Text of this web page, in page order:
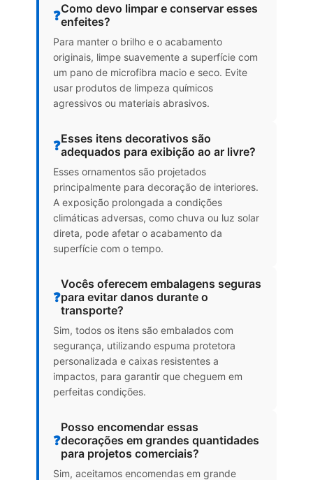
❓Como devo limpar e conservar esses
enfeites?
Para manter o brilho e o acabamento
originais, limpe suavemente a superfície com
um pano de microfibra macio e seco. Evite
usar produtos de limpeza químicos
agressivos ou materiais abrasivos.
❓Esses itens decorativos são
adequados para exibição ao ar livre?
Esses ornamentos são projetados
principalmente para decoração de interiores.
A exposição prolongada a condições
climáticas adversas, como chuva ou luz solar
direta, pode afetar o acabamento da
superfície com o tempo.
❓
Vocês oferecem embalagens seguras
para evitar danos durante o
transporte?
Sim, todos os itens são embalados com
segurança, utilizando espuma protetora
personalizada e caixas resistentes a
impactos, para garantir que cheguem em
perfeitas condições.
❓
Posso encomendar essas
decorações em grandes quantidades
para projetos comerciais?
Sim, aceitamos encomendas em grande